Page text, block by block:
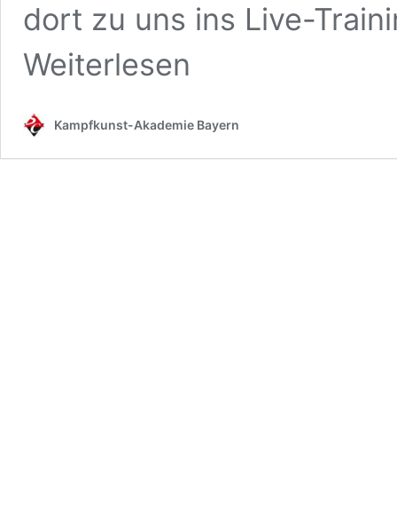
dort zu uns ins Live-
Weiterlesen
Kampfkunst-Akademie Bayern